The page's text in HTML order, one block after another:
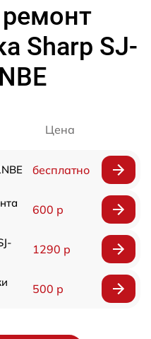
Sharp SJ-
Цена
бесплатно
600 р
1290 р
500 р